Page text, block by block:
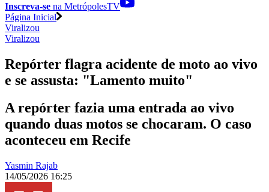
Inscreva-se na MetrópolesTV
Página Inicial
Viralizou
Viralizou
Repórter flagra acidente de moto ao vivo
e se assusta: "Lamento muito"
A repórter fazia uma entrada ao vivo
quando duas motos se chocaram. O caso
aconteceu em Recife
Yasmin Rajab
14/05/2026 16:25